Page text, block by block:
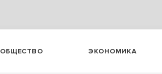
ОБЩЕСТВО ЭКОНОМИКА